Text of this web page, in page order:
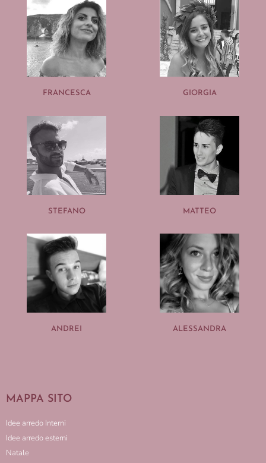
FRANCESCA GIORGIA
STEFANO MATTEO
ANDREI ALESSANDRA
MAPPA SITO
Idee arredo Interni
Idee arredo esterni
Natale